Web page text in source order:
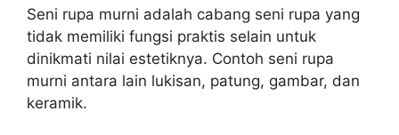
Seni rupa murni adalah cabang seni rupa yang
tidak memiliki fungsi praktis selain untuk
dinikmati nilai estetiknya. Contoh seni rupa
murni antara lain lukisan, patung, gambar, dan
keramik.